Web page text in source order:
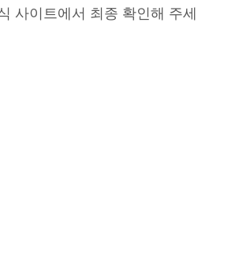
사이트에서 최종 확인해 주세